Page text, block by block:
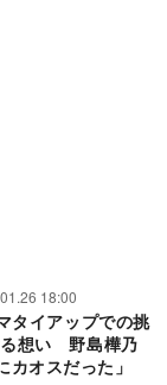
18:00
タイアップでの挑
想い 野島樺乃
カオスだった」